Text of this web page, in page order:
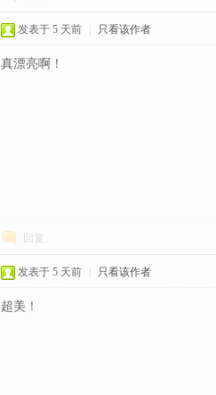
发表于5 天前 只看该作者
真漂亮啊！
回复
发表于5 天前 只看该作者
超美！